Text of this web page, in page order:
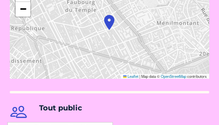
−
Leaflet|Map data ©OpenStreetMapcontributors
Tout public